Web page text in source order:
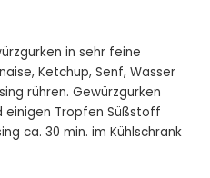
in sehr feine
Ketchup, Senf, Wasser
rühren. Gewürzgurken
einigen Tropfen Süßstoff
ca. 30 min. im Kühlschrank